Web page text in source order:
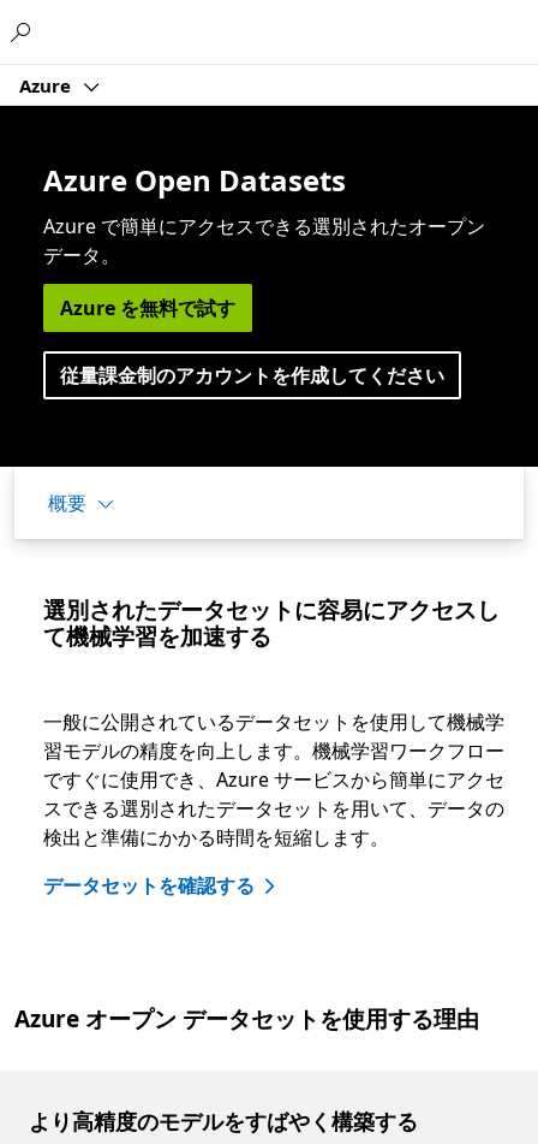
Azure
Azure Open Datasets
Azure で簡単にアクセスできる選別されたオープン
データ。
Azure を無料で試す
従量課金制のアカウントを作成してください
概要
選別されたデータセットに容易にアクセスし
て機械学習を加速する
一般に公開されているデータセットを使用して機械学
習モデルの精度を向上します。機械学習ワークフロー
ですぐに使用でき、Azure サービスから簡単にアクセ
スできる選別されたデータセットを用いて、データの
検出と準備にかかる時間を短縮します。
データセットを確認する
Azure オープン データセットを使用する理由
より高精度のモデルをすばやく構築する